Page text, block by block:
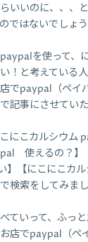
いいのに、、、
ではないでしょ
を使って、
！と考えている
でpaypal（ペイ
記事にさせていた
にこカルシウム
使えるの？】
】【にこにこカ
検索をしてみまし
ていって、ふっ
店でpaypal（ペ